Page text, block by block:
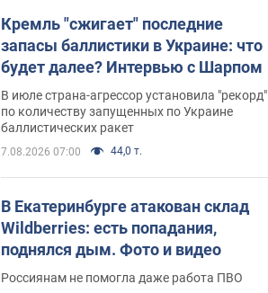
Кремль "сжигает" последние
запасы баллистики в Украине: что
будет далее? Интервью с Шарпом
В июле страна-агрессор установила "рекорд"
по количеству запущенных по Украине
баллистических ракет
7.08.2026 07:00 44,0 т.
В Екатеринбурге атакован склад
Wildberries: есть попадания,
поднялся дым. Фото и видео
Россиянам не помогла даже работа ПВО